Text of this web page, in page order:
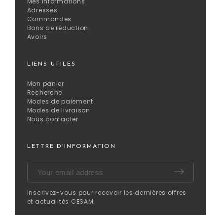
Adresses
Commandes
Bons de réduction
Avoirs
LIENS UTILES
Mon panier
Recherche
Modes de paiement
Modes de livraison
Nous contacter
LETTRE D'INFORMATION
Inscrivez-vous pour recevoir les dernières offres
et actualités CESAM.